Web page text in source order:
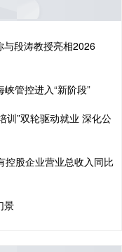
与段涛教授亮相2026
管控进入“新阶段”
训”双轮驱动就业 深化公
控股企业营业总收入同比
景